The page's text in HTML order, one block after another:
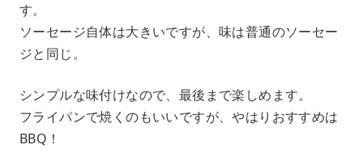
す。
ソーセージ自体は大きいですが、味は普通のソーセー
ジと同じ。
シンプルな味付けなので、最後まで楽しめます。
フライパンで焼くのもいいですが、やはりおすすめは
BBQ！